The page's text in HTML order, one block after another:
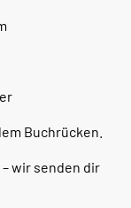
Buchrücken.
– wir senden dir